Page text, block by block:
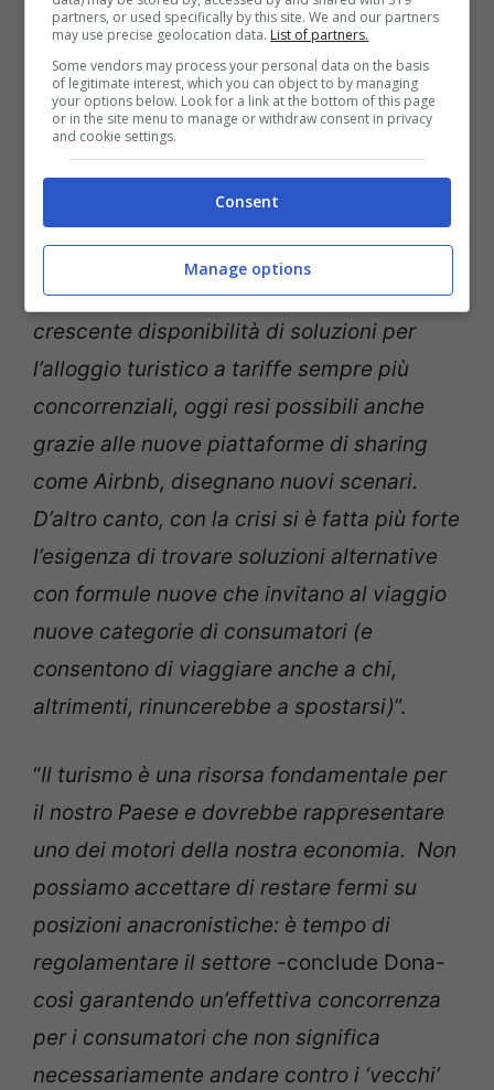
prima contattare chi li ospita.
I risultati del sondaggio-sottolinea
Massimiliano Dona, Segretario generale
dell’UNC– evidenziano come Internet e il
passaparola virtuale offerto dalle
recensioni abbiano rivoluzionato il modo di
viaggiare degli italiani. La multicanalità, la
crescente disponibilità di soluzioni per
l’alloggio turistico a tariffe sempre più
concorrenziali, oggi resi possibili anche
grazie alle nuove piattaforme di sharing
come Airbnb, disegnano nuovi scenari.
D’altro canto, con la crisi si è fatta più forte
l’esigenza di trovare soluzioni alternative
con formule nuove che invitano al viaggio
nuove categorie di consumatori (e
consentono di viaggiare anche a chi,
altrimenti, rinuncerebbe a spostarsi)”.
“Il turismo è una risorsa fondamentale per
il nostro Paese e dovrebbe rappresentare
uno dei motori della nostra economia. Non
possiamo accettare di restare fermi su
posizioni anacronistiche: è tempo di
regolamentare il settore -conclude Dona-
così garantendo un’effettiva concorrenza
per i consumatori che non significa
necessariamente andare contro i ‘vecchi’
partners, or used specifically by this site. We and our partners
may use precise geolocation data. List of partners.
Some vendors may process your personal data on the basis
of legitimate interest, which you can object to by managing
your options below. Look for a link at the bottom of this page
or in the site menu to manage or withdraw consent in privacy
and cookie settings.
Consent
Manage options